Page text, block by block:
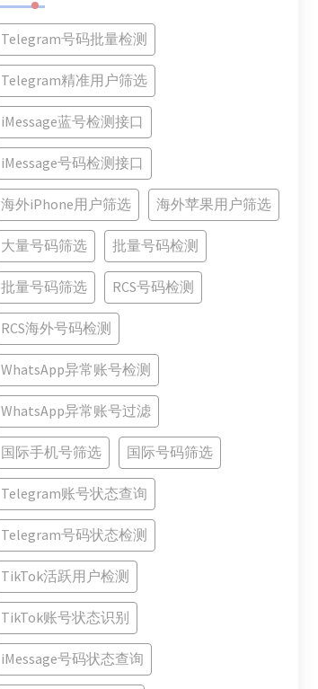
Telegram号码批量检测
Telegram精准用户筛选
iMessage蓝号检测接口
iMessage号码检测接口
海外iPhone用户筛选 海外苹果用户筛选
大量号码筛选 批量号码检测
批量号码筛选 RCS号码检测
RCS海外号码检测
WhatsApp异常账号检测
WhatsApp异常账号过滤
国际手机号筛选 国际号码筛选
Telegram账号状态查询
Telegram号码状态检测
TikTok活跃用户检测
TikTok账号状态识别
iMessage号码状态查询